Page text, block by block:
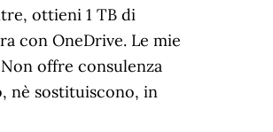
ottieni 1 TB di
con OneDrive. Le mie
offre consulenza
nè sostituiscono, in